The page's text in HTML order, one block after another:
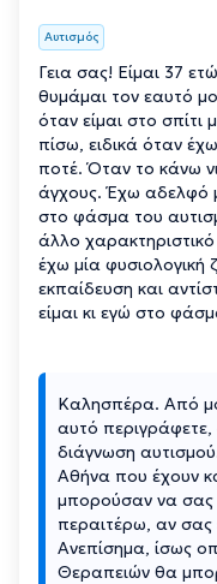
Αυτισμός
Γεια σας! Είμαι 37
θυμάμαι τον εαυτό
όταν είμαι στο
πίσω, ειδικά όταν
ποτέ. Όταν το κάνω
άγχους. Έχω αδελφό
στο φάσμα του
άλλο
έχω μία
εκπαίδευση και
είμαι κι εγώ στο
Καλησπέρα. Από
αυτό περιγράφετε,
διάγνωση
Αθήνα που έχουν
μπορούσαν να σας
περαιτέρω, αν σας
Ανεπίσημα, ίσως
Θεραπειών θα